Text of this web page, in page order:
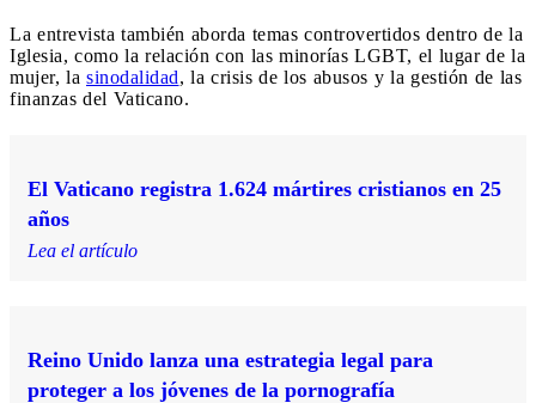
La entrevista también aborda temas controvertidos dentro de la
Iglesia, como la relación con las minorías LGBT, el lugar de la
mujer, la sinodalidad, la crisis de los abusos y la gestión de las
finanzas del Vaticano.
El Vaticano registra 1.624 mártires cristianos en 25
años
Lea el artículo
Reino Unido lanza una estrategia legal para
proteger a los jóvenes de la pornografía